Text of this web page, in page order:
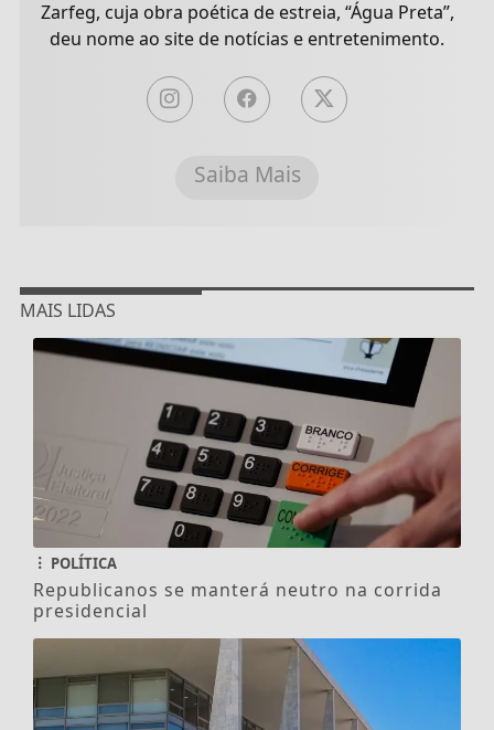
Zarfeg, cuja obra poética de estreia, “Água Preta”,
deu nome ao site de notícias e entretenimento.
Saiba Mais
MAIS LIDAS
POLÍTICA
Republicanos se manterá neutro na corrida
presidencial